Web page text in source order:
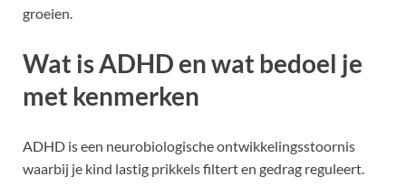
groeien.
Wat is ADHD en wat bedoel je
met kenmerken
ADHD is een neurobiologische ontwikkelingsstoornis
waarbij je kind lastig prikkels filtert en gedrag reguleert.